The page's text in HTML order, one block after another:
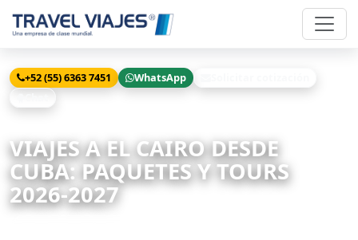
+52 (55) 6363 7451 WhatsApp
VIAJES A EL CAIRO DESDE
CUBA: PAQUETES Y TOURS
2026-2027